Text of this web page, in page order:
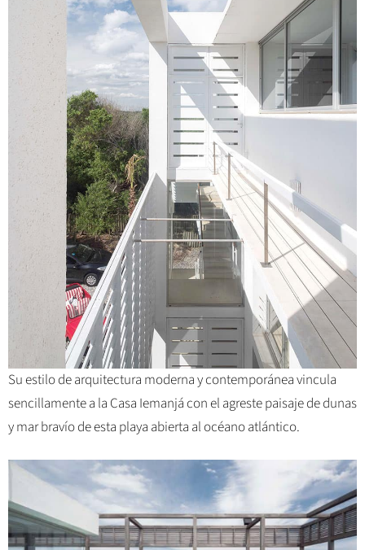
Su estilo de arquitectura moderna y contemporánea vincula
sencillamente a la Casa Iemanjá con el agreste paisaje de dunas
y mar bravío de esta playa abierta al océano atlántico.